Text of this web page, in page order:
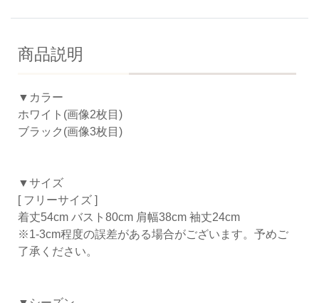
商品説明
▼カラー
ホワイト(画像2枚目)
ブラック(画像3枚目)
▼サイズ
[ フリーサイズ ]
着丈54cm バスト80cm 肩幅38cm 袖丈24cm
※1-3cm程度の誤差がある場合がございます。予めご
了承ください。